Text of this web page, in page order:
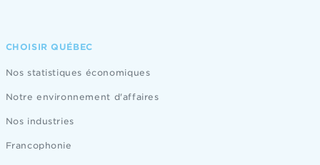
CHOISIR QUÉBEC
Nos statistiques économiques
Notre environnement d'affaires
Nos industries
Francophonie